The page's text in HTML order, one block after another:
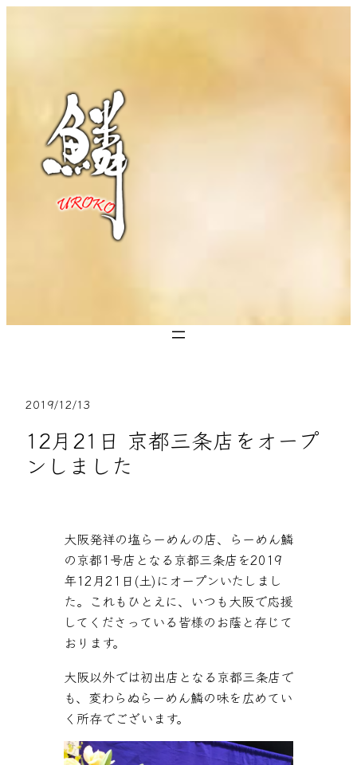
2019/12/13
12月21日 京都三条店をオープ
ンしました
大阪発祥の塩らーめんの店、らーめん鱗
の京都1号店となる京都三条店を2019
年12月21日(土)にオープンいたしまし
た。これもひとえに、いつも大阪で応援
してくださっている皆様のお蔭と存じて
おります。
大阪以外では初出店となる京都三条店で
も、変わらぬらーめん鱗の味を広めてい
く所存でございます。